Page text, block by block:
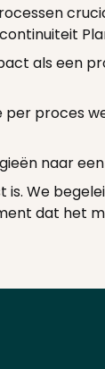
als een
proces
naar
We
dat het